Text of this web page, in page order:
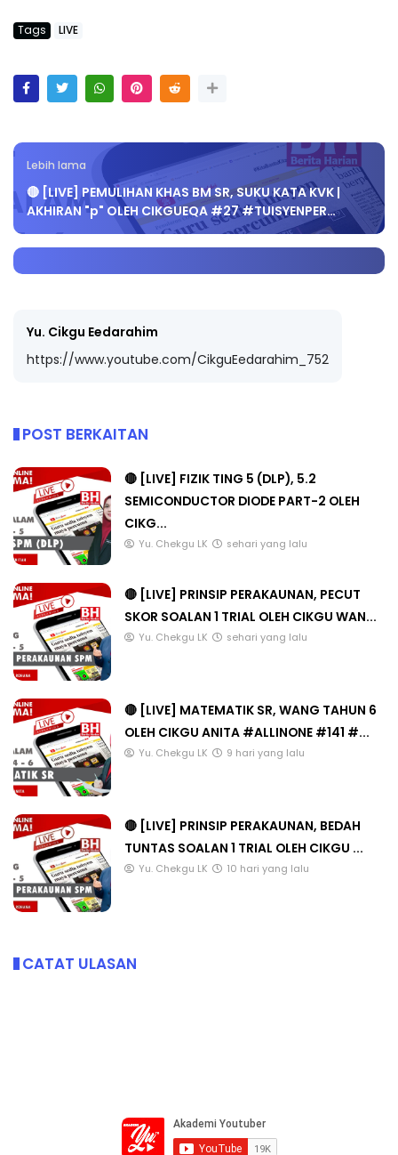
Tags LIVE
Lebih lama
🔴 [LIVE] PEMULIHAN KHAS BM SR, SUKU KATA KVK |
AKHIRAN "p" OLEH CIKGUEQA #27 #TUISYENPER…
Yu. Cikgu Eedarahim
https://www.youtube.com/CikguEedarahim_752
POST BERKAITAN
🔴 [LIVE] FIZIK TING 5 (DLP), 5.2
SEMICONDUCTOR DIODE PART-2 OLEH
CIKG...
Yu. Chekgu LK sehari yang lalu
🔴 [LIVE] PRINSIP PERAKAUNAN, PECUT
SKOR SOALAN 1 TRIAL OLEH CIKGU WAN...
Yu. Chekgu LK sehari yang lalu
🔴 [LIVE] MATEMATIK SR, WANG TAHUN 6
OLEH CIKGU ANITA #ALLINONE #141 #...
Yu. Chekgu LK 9 hari yang lalu
🔴 [LIVE] PRINSIP PERAKAUNAN, BEDAH
TUNTAS SOALAN 1 TRIAL OLEH CIKGU ...
Yu. Chekgu LK 10 hari yang lalu
CATAT ULASAN